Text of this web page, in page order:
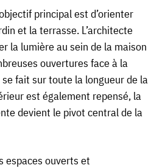
principal est d’orienter
et la terrasse. L’architecte
la lumière au sein de la maison
ouvertures face à la
se fait sur toute la longueur de la
est également repensé, la
devient le pivot central de la
espaces ouverts et